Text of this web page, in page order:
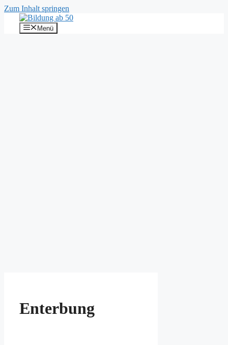
Zum Inhalt springen
Menü
Enterbung